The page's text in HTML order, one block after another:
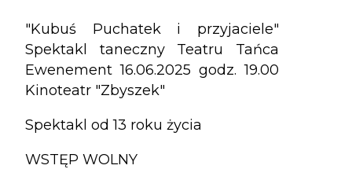
"Kubuś Puchatek i przyjaciele"
Spektakl taneczny Teatru Tańca
Ewenement 16.06.2025 godz. 19.00
Kinoteatr "Zbyszek"
Spektakl od 13 roku życia
WSTĘP WOLNY